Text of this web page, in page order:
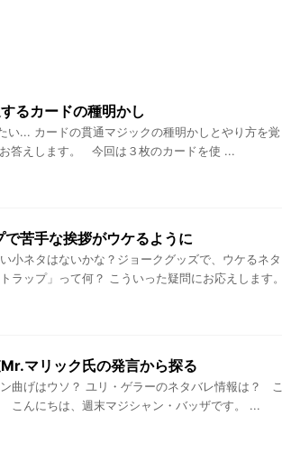
るカードの種明かし
い... カードの貫通マジックの種明かしとやり方を覚
答えします。 今回は３枚のカードを使 ...
苦手な挨拶がウケるように
小ネタはないかな？ジョークグッズで、ウケるネタ
ラップ」って何？ こういった疑問にお応えします。
マリック氏の発言から探る
曲げはウソ？ ユリ・ゲラーのネタバレ情報は？ こ
こんにちは、週末マジシャン・バッザです。 ...